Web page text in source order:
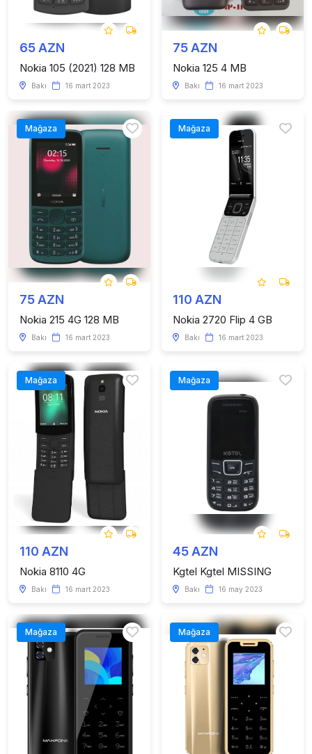
65 AZN
Nokia 105 (2021) 128 MB
Bakı 16 mart 2023
75 AZN
Nokia 125 4 MB
Bakı 16 mart 2023
Mağaza
75 AZN
Nokia 215 4G 128 MB
Bakı 16 mart 2023
Mağaza
110 AZN
Nokia 2720 Flip 4 GB
Bakı 16 mart 2023
Mağaza
110 AZN
Nokia 8110 4G
Bakı 16 mart 2023
Mağaza
45 AZN
Kgtel Kgtel MISSING
Bakı 16 may 2023
Mağaza Mağaza